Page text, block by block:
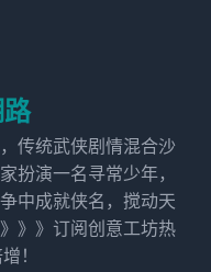
传统武侠剧情混合沙
扮演一名寻常少年，
中成就侠名，搅动天
》》订阅创意工坊热
！